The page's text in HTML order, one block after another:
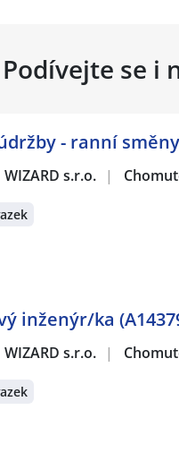
Podívejte se i
- ranní směny
s.r.o. |
inženýr/ka
s.r.o. |